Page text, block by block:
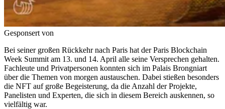
Gesponsert von
Bei seiner großen Rückkehr nach Paris hat der Paris Blockchain
Week Summit am 13. und 14. April alle seine Versprechen gehalten.
Fachleute und Privatpersonen konnten sich im Palais Brongniart
über die Themen von morgen austauschen. Dabei stießen besonders
die NFT auf große Begeisterung, da die Anzahl der Projekte,
Panelisten und Experten, die sich in diesem Bereich auskennen, so
vielfältig war.